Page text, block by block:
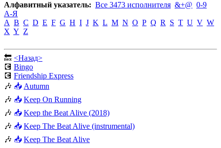
Алфавитный указатель: Все 3473 исполнителя &+@ 0-9
А-Я
A B C D E F G H I J K L M N O P Q R S T U V W
X Y Z
🔙 <Назад>
💽 Bingo
💽 Friendship Express
🎶 📥 Autumn
🎶 📥 Keep On Running
🎶 📥 Keep the Beat Alive (2018)
🎶 📥 Keep The Beat Alive (instrumental)
🎶 📥 Keep The Beat Alive